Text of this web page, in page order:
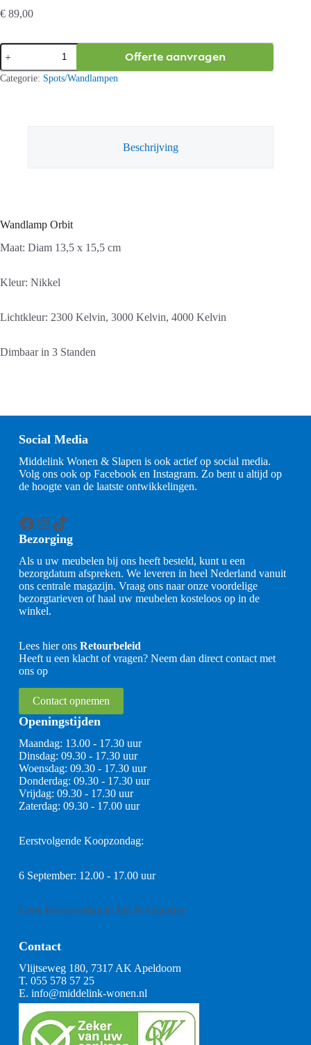
€ 89,00
Wandlamp
Orbit
Coffee
Nikkel
Offerte aanvragen
Categorie: Spots/Wandlampen
Beschrijving
Wandlamp Orbit
Maat: Diam 13,5 x 15,5 cm
Kleur: Nikkel
Lichtkleur: 2300 Kelvin, 3000 Kelvin, 4000 Kelvin
Dimbaar in 3 Standen
Social Media
Middelink Wonen & Slapen is ook actief op social media.
Volg ons ook op Facebook en Instagram. Zo bent u altijd op
de hoogte van de laatste ontwikkelingen.
Facebook
Instagram
TikTok
Bezorging
Als u uw meubelen bij ons heeft besteld, kunt u een
bezorgdatum afspreken. We leveren in heel Nederland vanuit
ons centrale magazijn. Vraag ons naar onze voordelige
bezorgtarieven of haal uw meubelen kosteloos op in de
winkel.
Lees hier ons Retourbeleid
Heeft u een klacht of vragen? Neem dan direct contact met
ons op
Contact opnemen
Openingstijden
Maandag: 13.00 - 17.30 uur
Dinsdag: 09.30 - 17.30 uur
Woensdag: 09.30 - 17.30 uur
Donderdag: 09.30 - 17.30 uur
Vrijdag: 09.30 - 17.30 uur
Zaterdag: 09.30 - 17.00 uur
Eerstvolgende Koopzondag:
6 September: 12.00 - 17.00 uur
Geen Koopzondag in Juli & Augustus
Contact
Vlijtseweg 180, 7317 AK Apeldoorn
T. 055 578 57 25
E. info@middelink-wonen.nl